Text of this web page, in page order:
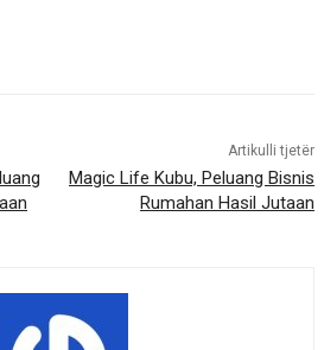
Artikulli tjetër
Magic Life Kubu, Peluang Bisnis
Rumahan Hasil Jutaan